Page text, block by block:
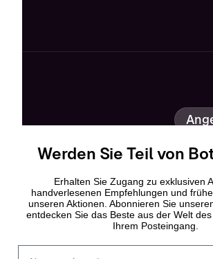
Werden Sie Teil von
Erhalten Sie Zugang zu exklusiven
handverlesenen Empfehlungen und
unseren Aktionen. Abonnieren Sie
entdecken Sie das Beste aus der Welt
Ihrem Posteingang.